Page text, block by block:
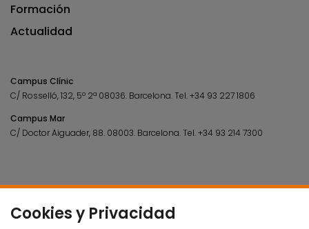
Cookies y Privacidad
Formación
Actualidad
Campus Clínic
C/ Rosselló, 132, 5º 2ª 08036. Barcelona.Tel.+34 93 227 1806
Campus Mar
C/ Doctor Aiguader, 88. 08003. Barcelona.Tel.+34 93 214 7300